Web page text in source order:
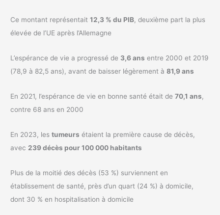
Ce montant représentait12,3 % du PIB, deuxième part la plus
élevée de l’UE après l’Allemagne
L’espérance de vie a progressé de 3,6 ans entre 2000 et 2019
(78,9 à 82,5 ans), avant de baisser légèrement à81,9 ans
En 2021, l’espérance de vie en bonne santé était de70,1 ans,
contre 68 ans en 2000
En 2023, lestumeurs étaient la première cause de décès,
avec 239 décès pour 100 000 habitants
Plus de la moitié des décès (53 %) surviennent en
établissement de santé, près d’un quart (24 %) à domicile,
dont 30 % en hospitalisation à domicile